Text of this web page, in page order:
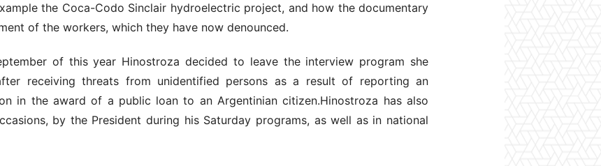
the Coca-Codo Sinclair hydroelectric project, and how the documentary
of the workers, which they have now denounced.
of this year Hinostroza decided to leave the interview program she
receiving threats from unidentified persons as a result of reporting an
in the award of a public loan to an Argentinian citizen.Hinostroza has also
by the President during his Saturday programs, as well as in national